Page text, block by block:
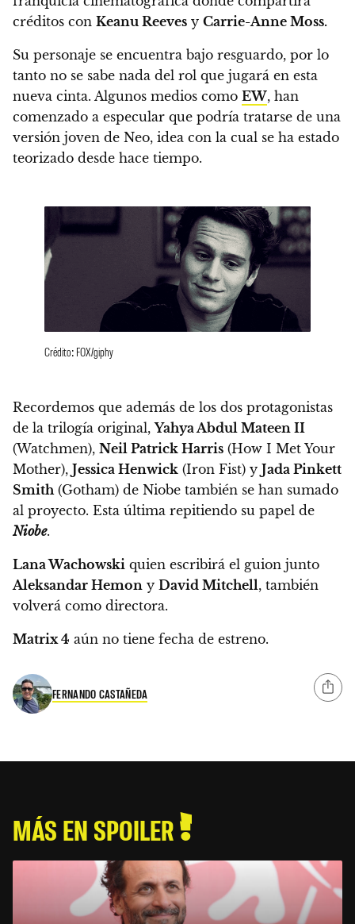
créditos con Keanu Reeves y Carrie-Anne Moss.
Su personaje se encuentra bajo resguardo, por lo
tanto no se sabe nada del rol que jugará en esta
nueva cinta. Algunos medios como EW, han
comenzado a especular que podría tratarse de una
versión joven de Neo, idea con la cual se ha estado
teorizado desde hace tiempo.
Crédito: FOX/giphy
Recordemos que además de los dos protagonistas
de la trilogía original,Yahya Abdul Mateen II
(Watchmen), Neil Patrick Harris (How I Met Your
Mother), Jessica Henwick (Iron Fist) y Jada Pinkett
Smith(Gotham) de Niobe también se han sumado
al proyecto. Esta última repitiendo su papel de
Niobe.
Lana Wachowski quien escribirá el guion junto
Aleksandar Hemon y David Mitchell, también
volverá como directora.
Matrix 4 aún no tiene fecha de estreno.
FERNANDO CASTAÑEDA
MÁS EN SPOILER